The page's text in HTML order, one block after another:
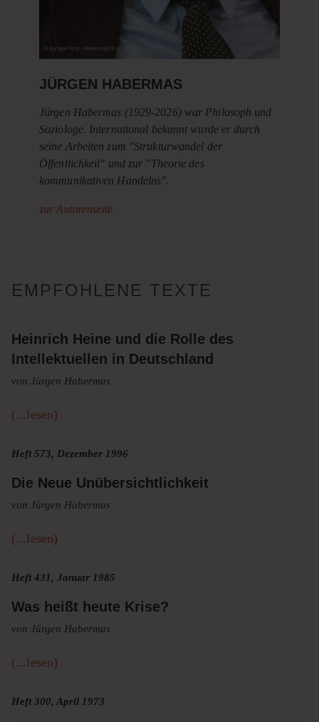
JÜRGEN HABERMAS
Jürgen Habermas (1929-2026) war Philosoph und
Soziologe. International bekannt wurde er durch
seine Arbeiten zum "Strukturwandel der
Öffentlichkeit" und zur "Theorie des
kommunikativen Handelns".
zur Autorenseite
EMPFOHLENE TEXTE
Heinrich Heine und die Rolle des
Intellektuellen in Deutschland
von Jürgen Habermas
(...lesen)
Heft 573, Dezember 1996
Die Neue Unübersichtlichkeit
von Jürgen Habermas
(...lesen)
Heft 431, Januar 1985
Was heißt heute Krise?
von Jürgen Habermas
(...lesen)
Heft 300, April 1973